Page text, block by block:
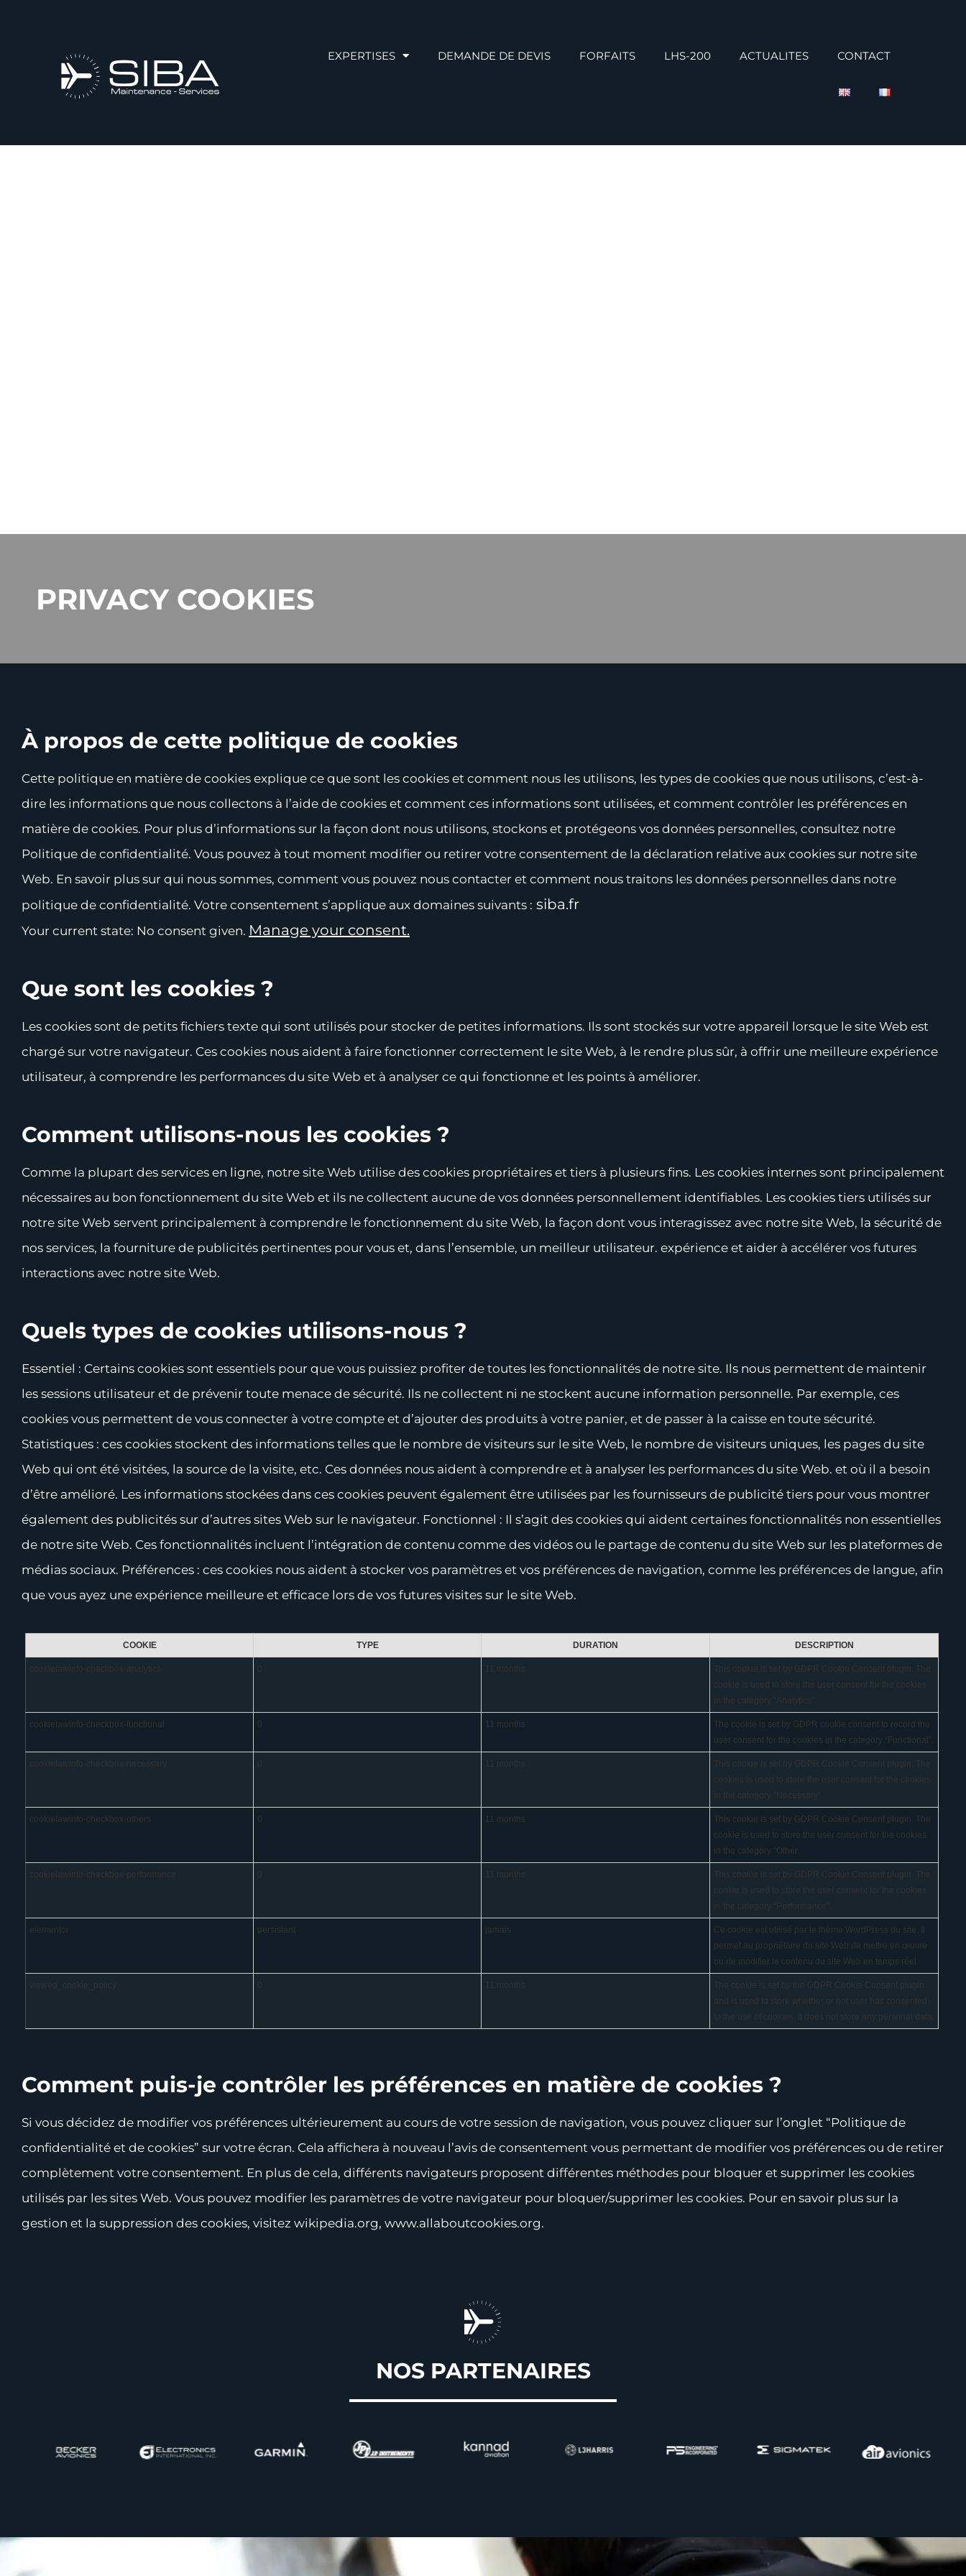
EXPERTISES DEMANDE DE DEVIS FORFAITS LHS-200 ACTUALITES CONTACT
PRIVACY COOKIES
À propos de cette politique de cookies
Cette politique en matière de cookies explique ce que sont les cookies et comment nous les utilisons, les types de cookies que nous utilisons, c’est-à-
dire les informations que nous collectons à l’aide de cookies et comment ces informations sont utilisées, et comment contrôler les préférences en
matière de cookies. Pour plus d’informations sur la façon dont nous utilisons, stockons et protégeons vos données personnelles, consultez notre
Politique de confidentialité. Vous pouvez à tout moment modifier ou retirer votre consentement de la déclaration relative aux cookies sur notre site
Web. En savoir plus sur qui nous sommes, comment vous pouvez nous contacter et comment nous traitons les données personnelles dans notre
politique de confidentialité. Votre consentement s’applique aux domaines suivants : siba.fr
Your current state: No consent given. Manage your consent.
Que sont les cookies ?
Les cookies sont de petits fichiers texte qui sont utilisés pour stocker de petites informations. Ils sont stockés sur votre appareil lorsque le site Web est
chargé sur votre navigateur. Ces cookies nous aident à faire fonctionner correctement le site Web, à le rendre plus sûr, à offrir une meilleure expérience
utilisateur, à comprendre les performances du site Web et à analyser ce qui fonctionne et les points à améliorer.
Comment utilisons-nous les cookies ?
Comme la plupart des services en ligne, notre site Web utilise des cookies propriétaires et tiers à plusieurs fins. Les cookies internes sont principalement
nécessaires au bon fonctionnement du site Web et ils ne collectent aucune de vos données personnellement identifiables. Les cookies tiers utilisés sur
notre site Web servent principalement à comprendre le fonctionnement du site Web, la façon dont vous interagissez avec notre site Web, la sécurité de
nos services, la fourniture de publicités pertinentes pour vous et, dans l’ensemble, un meilleur utilisateur. expérience et aider à accélérer vos futures
interactions avec notre site Web.
Quels types de cookies utilisons-nous ?
Essentiel : Certains cookies sont essentiels pour que vous puissiez profiter de toutes les fonctionnalités de notre site. Ils nous permettent de maintenir
les sessions utilisateur et de prévenir toute menace de sécurité. Ils ne collectent ni ne stockent aucune information personnelle. Par exemple, ces
cookies vous permettent de vous connecter à votre compte et d’ajouter des produits à votre panier, et de passer à la caisse en toute sécurité.
Statistiques : ces cookies stockent des informations telles que le nombre de visiteurs sur le site Web, le nombre de visiteurs uniques, les pages du site
Web qui ont été visitées, la source de la visite, etc. Ces données nous aident à comprendre et à analyser les performances du site Web. et où il a besoin
d’être amélioré. Les informations stockées dans ces cookies peuvent également être utilisées par les fournisseurs de publicité tiers pour vous montrer
également des publicités sur d’autres sites Web sur le navigateur. Fonctionnel : Il s’agit des cookies qui aident certaines fonctionnalités non essentielles
de notre site Web. Ces fonctionnalités incluent l’intégration de contenu comme des vidéos ou le partage de contenu du site Web sur les plateformes de
médias sociaux. Préférences : ces cookies nous aident à stocker vos paramètres et vos préférences de navigation, comme les préférences de langue, afin
que vous ayez une expérience meilleure et efficace lors de vos futures visites sur le site Web.
COOKIE TYPE DURATION DESCRIPTION
cookielawinfo-checkbox-analytics 11 months
This cookie is set by GDPR Cookie Consent plugin. The
cookie is used to store the user consent for the cookies
in the category “Analytics”.
cookielawinfo-checkbox-functional 0 11 months
The cookie is set by GDPR cookie consent to record the
user consent for the cookies in the category “Functional”.
cookielawinfo-checkbox-necessary 11 months
This cookie is set by GDPR Cookie Consent plugin. The
cookies is used to store the user consent for the cookies
in the category “Necessary”.
cookielawinfo-checkbox-others 0 11 months
This cookie is set by GDPR Cookie Consent plugin. The
cookie is used to store the user consent for the cookies
in the category “Other.
cookielawinfo-checkbox-performance 11 months
This cookie is set by GDPR Cookie Consent plugin. The
cookie is used to store the user consent for the cookies
in the category “Performance”.
elementor persistant jamais
Ce cookie est utilisé par le thème WordPress du site. Il
permet au propriétaire du site Web de mettre en œuvre
ou de modifier le contenu du site Web en temps réel.
viewed_cookie_policy 11 months
The cookie is set by the GDPR Cookie Consent plugin
and is used to store whether or not user has consented
to the use of cookies. It does not store any personal data.
Comment puis-je contrôler les préférences en matière de cookies ?
Si vous décidez de modifier vos préférences ultérieurement au cours de votre session de navigation, vous pouvez cliquer sur l’onglet “Politique de
confidentialité et de cookies” sur votre écran. Cela affichera à nouveau l’avis de consentement vous permettant de modifier vos préférences ou de retirer
complètement votre consentement. En plus de cela, différents navigateurs proposent différentes méthodes pour bloquer et supprimer les cookies
utilisés par les sites Web. Vous pouvez modifier les paramètres de votre navigateur pour bloquer/supprimer les cookies. Pour en savoir plus sur la
gestion et la suppression des cookies, visitez wikipedia.org, www.allaboutcookies.org.
NOS PARTENAIRES